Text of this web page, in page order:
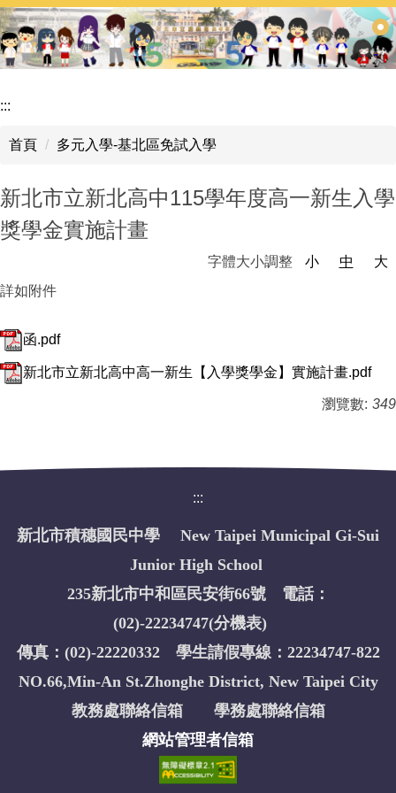
跳
到
主
區
:::
首頁 多元入學-基北區免試入學
新北市立新北高中115學年度高一新生入學
獎學金實施計畫
字體大小調整 小 中
大
詳如附件
函.pdf
新北市立新北高中高一新生【入學獎學金】實施計畫.pdf
瀏覽數: 349
:::
新北市積穗國民中學 New Taipei Municipal Gi-Sui
Junior High School
235新北市中和區民安街66號 電話：
(02)-22234747(分機表)
傳真：(02)-22220332 學生請假專線：22234747-822
NO.66,Min-An St.Zhonghe District, New Taipei City
教務處聯絡信箱
學務處聯絡信箱
網站管理者信箱